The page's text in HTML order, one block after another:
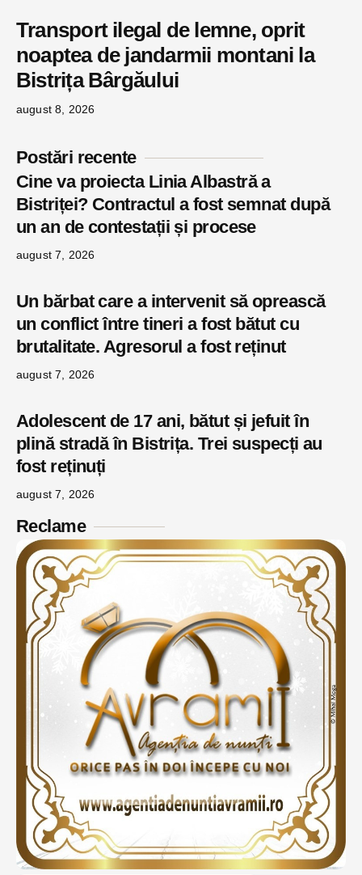
Transport ilegal de lemne, oprit
noaptea de jandarmii montani la
Bistrița Bârgăului
august 8, 2026
Postări recente
Cine va proiecta Linia Albastră a
Bistriței? Contractul a fost semnat după
un an de contestații și procese
august 7, 2026
Un bărbat care a intervenit să oprească
un conflict între tineri a fost bătut cu
brutalitate. Agresorul a fost reținut
august 7, 2026
Adolescent de 17 ani, bătut și jefuit în
plină stradă în Bistrița. Trei suspecți au
fost reținuți
august 7, 2026
Reclame